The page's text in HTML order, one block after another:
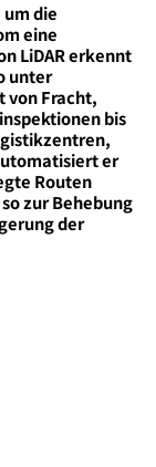
um die
eine
LiDAR erkennt
unter
von Fracht,
bis
er
Routen
zur Behebung
der